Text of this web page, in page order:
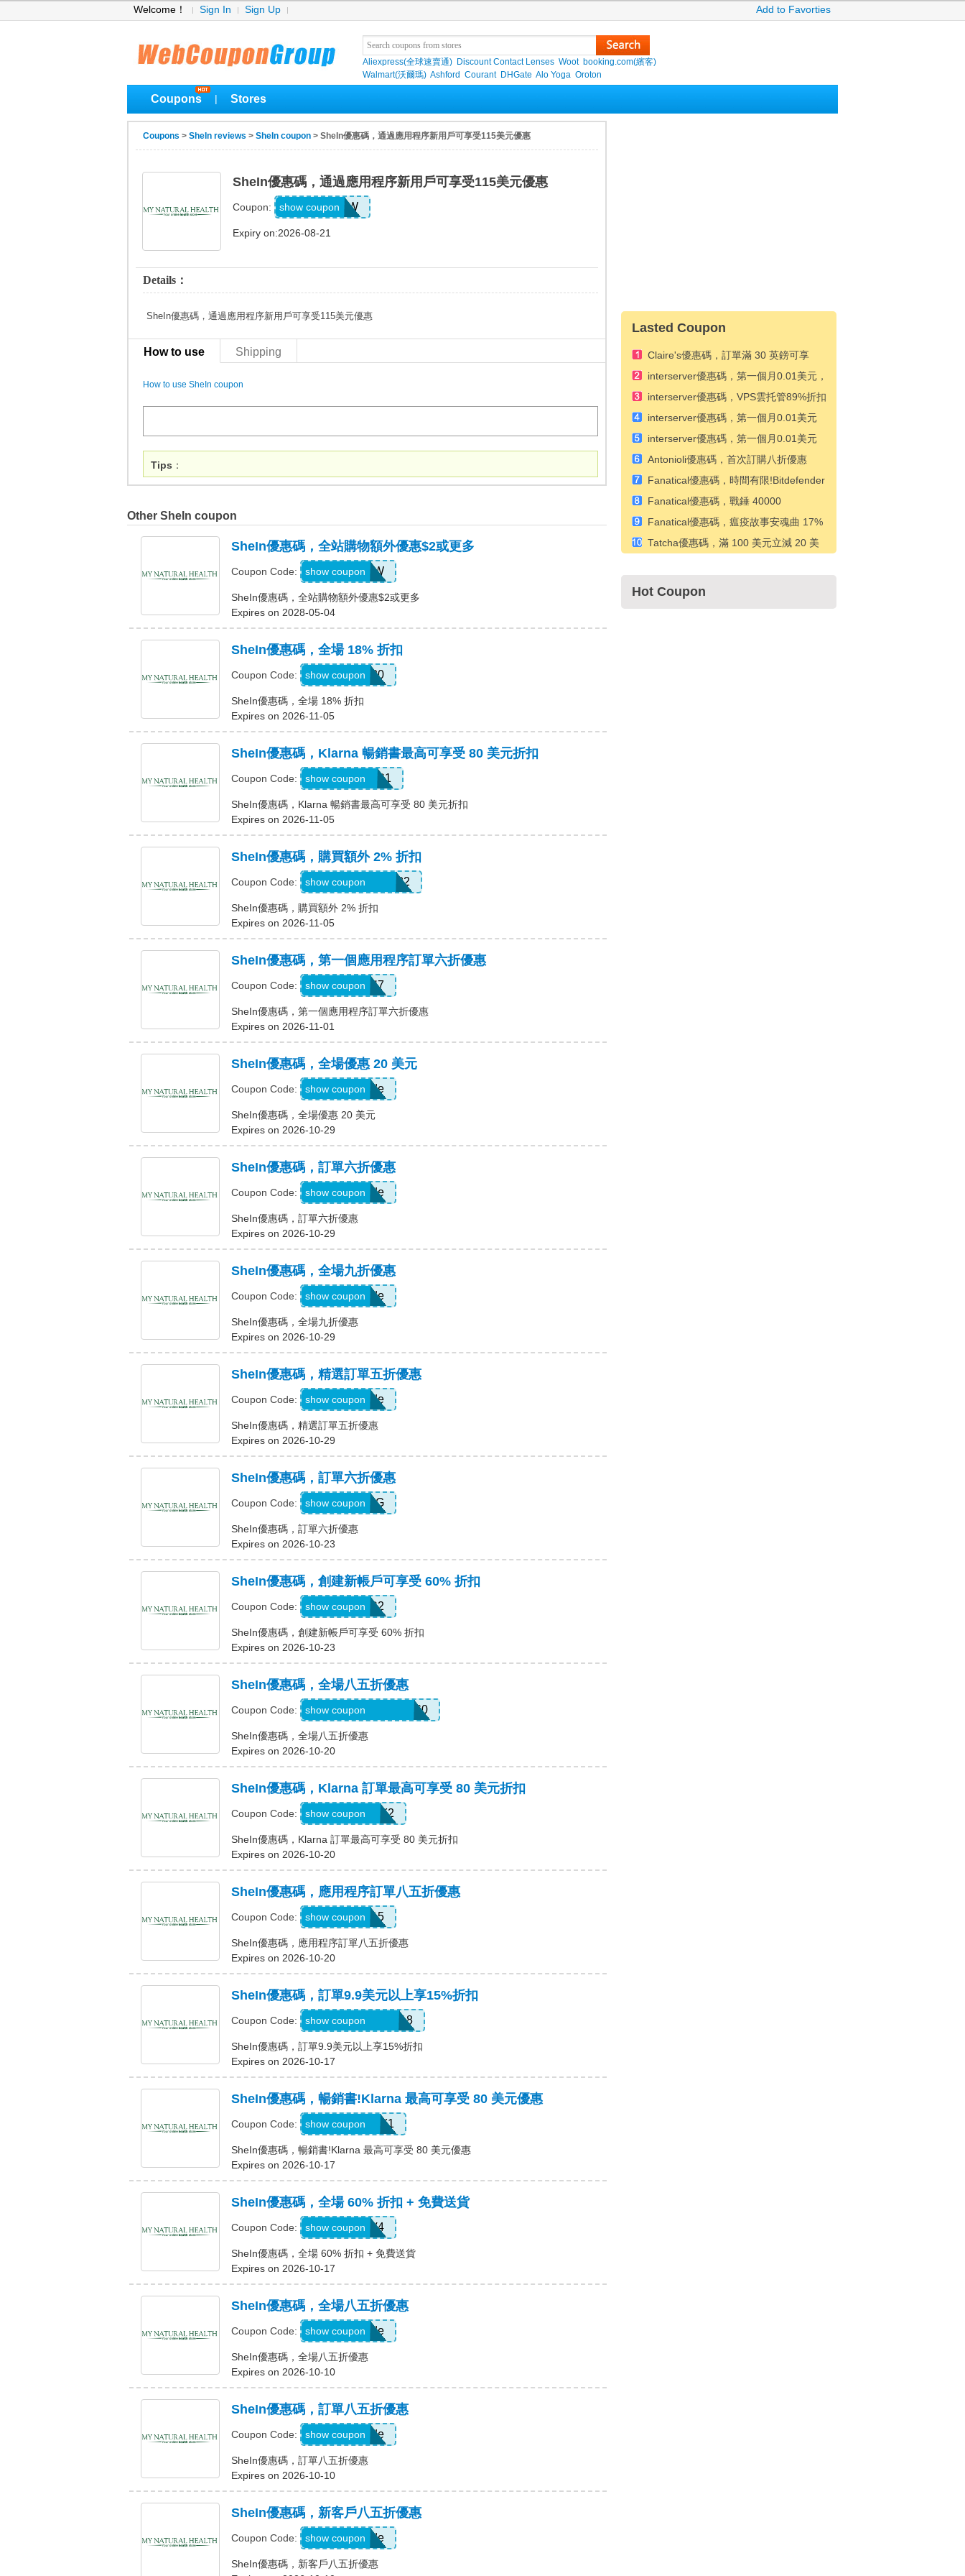
Welcome！ Sign In Sign Up Add to Favorties
Aliexpress(全球速賣通) Discount Contact Lenses Woot booking.com(繽客)
Walmart(沃爾瑪) Ashford Courant DHGate Alo Yoga Oroton
Coupons Stores
Coupons > SheIn reviews > SheIn coupon > SheIn優惠碼，通過應用程序新用戶可享受115美元優惠
SheIn優惠碼，通過應用程序新用戶可享受115美元優惠
Coupon: 43382AW
show coupon
Expiry on:2026-08-21
Details：
SheIn優惠碼，通過應用程序新用戶可享受115美元優惠
How to use Shipping
How to use SheIn coupon
Tips ：
Other SheIn coupon
SheIn優惠碼，全站購物額外優惠$2或更多
Coupon Code: US04184W
show coupon
SheIn優惠碼，全站購物額外優惠$2或更多
Expires on 2028-05-04
SheIn優惠碼，全場 18% 折扣
Coupon Code: JULY0B20
show coupon
SheIn優惠碼，全場 18% 折扣
Expires on 2026-11-05
SheIn優惠碼，Klarna 暢銷書最高可享受 80 美元折扣
Coupon Code: KLARNAAUG1
show coupon
SheIn優惠碼，Klarna 暢銷書最高可享受 80 美元折扣
Expires on 2026-11-05
SheIn優惠碼，購買額外 2% 折扣
Coupon Code: Coriannekotel7582
show coupon
SheIn優惠碼，購買額外 2% 折扣
Expires on 2026-11-05
SheIn優惠碼，第一個應用程序訂單六折優惠
Coupon Code: QTEK4N7
show coupon
SheIn優惠碼，第一個應用程序訂單六折優惠
Expires on 2026-11-01
SheIn優惠碼，全場優惠 20 美元
Coupon Code: Show Code
show coupon
SheIn優惠碼，全場優惠 20 美元
Expires on 2026-10-29
SheIn優惠碼，訂單六折優惠
Coupon Code: Show Code
show coupon
SheIn優惠碼，訂單六折優惠
Expires on 2026-10-29
SheIn優惠碼，全場九折優惠
Coupon Code: Show Code
show coupon
SheIn優惠碼，全場九折優惠
Expires on 2026-10-29
SheIn優惠碼，精選訂單五折優惠
Coupon Code: Show Code
show coupon
SheIn優惠碼，精選訂單五折優惠
Expires on 2026-10-29
SheIn優惠碼，訂單六折優惠
Coupon Code: T5K539G
show coupon
SheIn優惠碼，訂單六折優惠
Expires on 2026-10-23
SheIn優惠碼，創建新帳戶可享受 60% 折扣
Coupon Code: SWHC2
show coupon
SheIn優惠碼，創建新帳戶可享受 60% 折扣
Expires on 2026-10-23
SheIn優惠碼，全場八五折優惠
Coupon Code: S3mermaidinheels360
show coupon
SheIn優惠碼，全場八五折優惠
Expires on 2026-10-20
SheIn優惠碼，Klarna 訂單最高可享受 80 美元折扣
Coupon Code: KLARNAJULY2
show coupon
SheIn優惠碼，Klarna 訂單最高可享受 80 美元折扣
Expires on 2026-10-20
SheIn優惠碼，應用程序訂單八五折優惠
Coupon Code: APP15
show coupon
SheIn優惠碼，應用程序訂單八五折優惠
Expires on 2026-10-20
SheIn優惠碼，訂單9.9美元以上享15%折扣
Coupon Code: A6USquimimo7718
show coupon
SheIn優惠碼，訂單9.9美元以上享15%折扣
Expires on 2026-10-17
SheIn優惠碼，暢銷書!Klarna 最高可享受 80 美元優惠
Coupon Code: KLARNAJULY1
show coupon
SheIn優惠碼，暢銷書!Klarna 最高可享受 80 美元優惠
Expires on 2026-10-17
SheIn優惠碼，全場 60% 折扣 + 免費送貨
Coupon Code: LS8V4
show coupon
SheIn優惠碼，全場 60% 折扣 + 免費送貨
Expires on 2026-10-17
SheIn優惠碼，全場八五折優惠
Coupon Code: Show Code
show coupon
SheIn優惠碼，全場八五折優惠
Expires on 2026-10-10
SheIn優惠碼，訂單八五折優惠
Coupon Code: Show Code
show coupon
SheIn優惠碼，訂單八五折優惠
Expires on 2026-10-10
SheIn優惠碼，新客戶八五折優惠
Coupon Code: Show Code
show coupon
SheIn優惠碼，新客戶八五折優惠
Lasted Coupon
Claire's優惠碼，訂單滿 30 英鎊可享
10% 折扣
interserver優惠碼，第一個月0.01美元，
代碼
interserver優惠碼，VPS雲托管89%折扣
interserver優惠碼，第一個月0.01美元
interserver優惠碼，第一個月0.01美元
Antonioli優惠碼，首次訂購八折優惠
Fanatical優惠碼，時間有限!Bitdefender
產品八折優惠
Fanatical優惠碼，戰錘 40000
Shootas、Blood & Teef 24% 折扣 + 商
店價格額外 14% 折扣
Fanatical優惠碼，瘟疫故事安魂曲 17%
折扣 + 商店價格額外 2% 折扣
Tatcha優惠碼，滿 100 美元立減 20 美
Hot Coupon